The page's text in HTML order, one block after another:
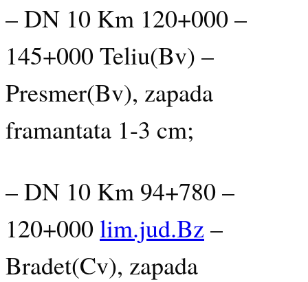
– DN 10 Km 120+000 –
145+000 Teliu(Bv) –
Presmer(Bv), zapada
framantata 1-3 cm;
– DN 10 Km 94+780 –
120+000 lim.jud.Bz –
Bradet(Cv), zapada